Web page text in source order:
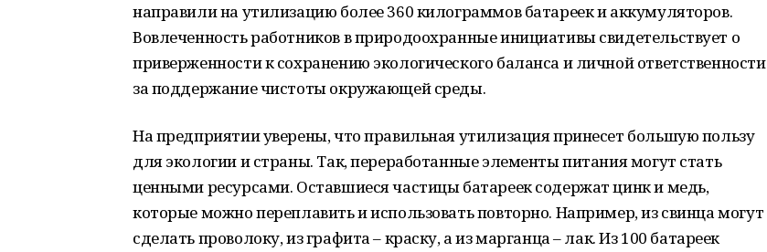
направили на утилизацию более 360 килограммов батареек и аккумуляторов.
Вовлеченность работников в природоохранные инициативы свидетельствует о
приверженности к сохранению экологического баланса и личной ответственности
за поддержание чистоты окружающей среды.
На предприятии уверены, что правильная утилизация принесет большую пользу
для экологии и страны. Так, переработанные элементы питания могут стать
ценными ресурсами. Оставшиеся частицы батареек содержат цинк и медь,
которые можно переплавить и использовать повторно. Например, из свинца могут
сделать проволоку, из графита – краску, а из марганца – лак. Из 100 батареек